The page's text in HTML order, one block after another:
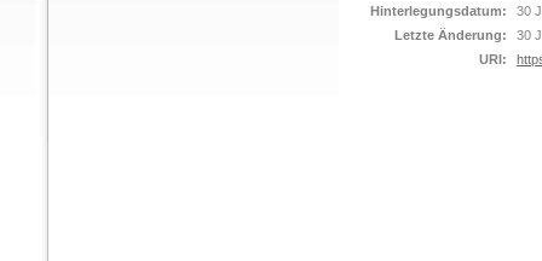
Hinterlegungsdatum:
30
Letzte Änderung:
30
URI: